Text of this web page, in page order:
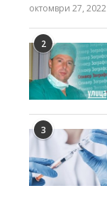
октомври 27, 2022
2
3